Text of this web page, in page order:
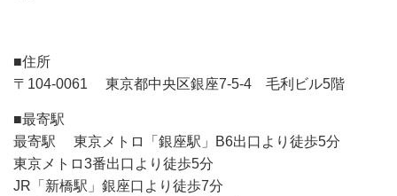
■住所
〒104-0061 東京都中央区銀座7-5-4 毛利ビル5階
■最寄駅
最寄駅 東京メトロ「銀座駅」B6出口より徒歩5分
東京メトロ3番出口より徒歩5分
JR「新橋駅」銀座口より徒歩7分